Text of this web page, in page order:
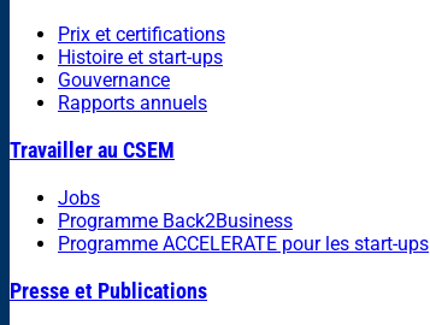
Prix et certifications
Histoire et start-ups
Gouvernance
Rapports annuels
Travailler au CSEM
Jobs
Programme Back2Business
Programme ACCELERATE pour les start-ups
Presse et Publications